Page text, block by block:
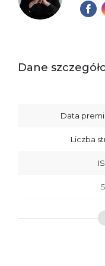
Dane
Data
Liczba
Producent /